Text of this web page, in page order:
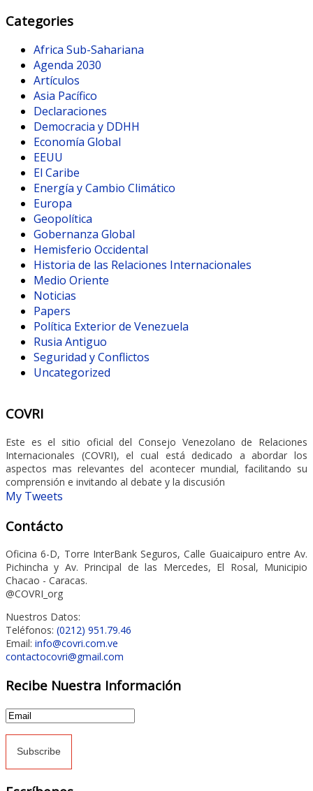
Categories
Africa Sub-Sahariana
Agenda 2030
Artículos
Asia Pacífico
Declaraciones
Democracia y DDHH
Economía Global
EEUU
El Caribe
Energía y Cambio Climático
Europa
Geopolítica
Gobernanza Global
Hemisferio Occidental
Historia de las Relaciones Internacionales
Medio Oriente
Noticias
Papers
Política Exterior de Venezuela
Rusia Antiguo
Seguridad y Conflictos
Uncategorized
COVRI
Este es el sitio oficial del Consejo Venezolano de Relaciones
Internacionales (COVRI), el cual está dedicado a abordar los
aspectos mas relevantes del acontecer mundial, facilitando su
comprensión e invitando al debate y la discusión
My Tweets
Contácto
Oficina 6-D, Torre InterBank Seguros, Calle Guaicaipuro entre Av.
Pichincha y Av. Principal de las Mercedes, El Rosal, Municipio
Chacao - Caracas.
@COVRI_org
Nuestros Datos:
Teléfonos: (0212) 951.79.46
Email: info@covri.com.ve
contactocovri@gmail.com
Recibe Nuestra Información